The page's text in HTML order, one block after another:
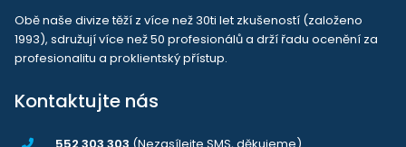
Obě naše divize těží z více než 30ti let zkušeností (založeno
1993), sdružují více než 50 profesionálů a drží řadu ocenění za
profesionalitu a proklientský přístup.
Kontaktujte nás